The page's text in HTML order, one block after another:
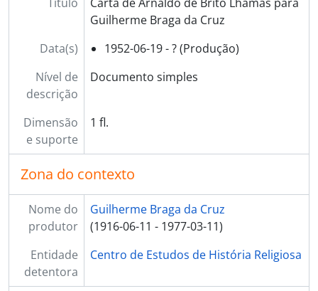
Guilherme Braga da Cruz
Data(s)
1952-06-19 - ? (Produção)
Nível de
descrição
Documento simples
Dimensão
e suporte
1 fl.
Zona do contexto
Nome do
produtor
Guilherme Braga da Cruz
(1916-06-11 - 1977-03-11)
Entidade
detentora
Centro de Estudos de História Religiosa